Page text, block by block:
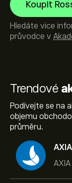
Trendové
Podívejte se na
objemu
průměru.
AXIA
Koupit
Hledáte vice
průvodce v